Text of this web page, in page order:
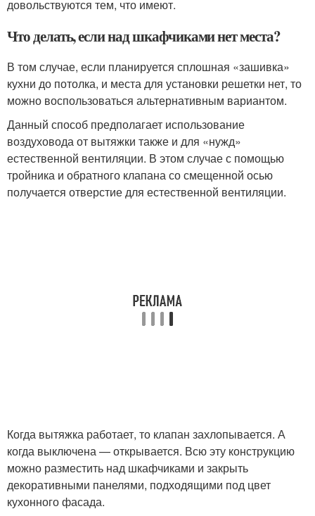
довольствуются тем, что имеют.
Что делать, если над шкафчиками нет места?
В том случае, если планируется сплошная «зашивка»
кухни до потолка, и места для установки решетки нет, то
можно воспользоваться альтернативным вариантом.
Данный способ предполагает использование
воздуховода от вытяжки также и для «нужд»
естественной вентиляции. В этом случае с помощью
тройника и обратного клапана со смещенной осью
получается отверстие для естественной вентиляции.
Когда вытяжка работает, то клапан захлопывается. А
когда выключена — открывается. Всю эту конструкцию
можно разместить над шкафчиками и закрыть
декоративными панелями, подходящими под цвет
кухонного фасада.